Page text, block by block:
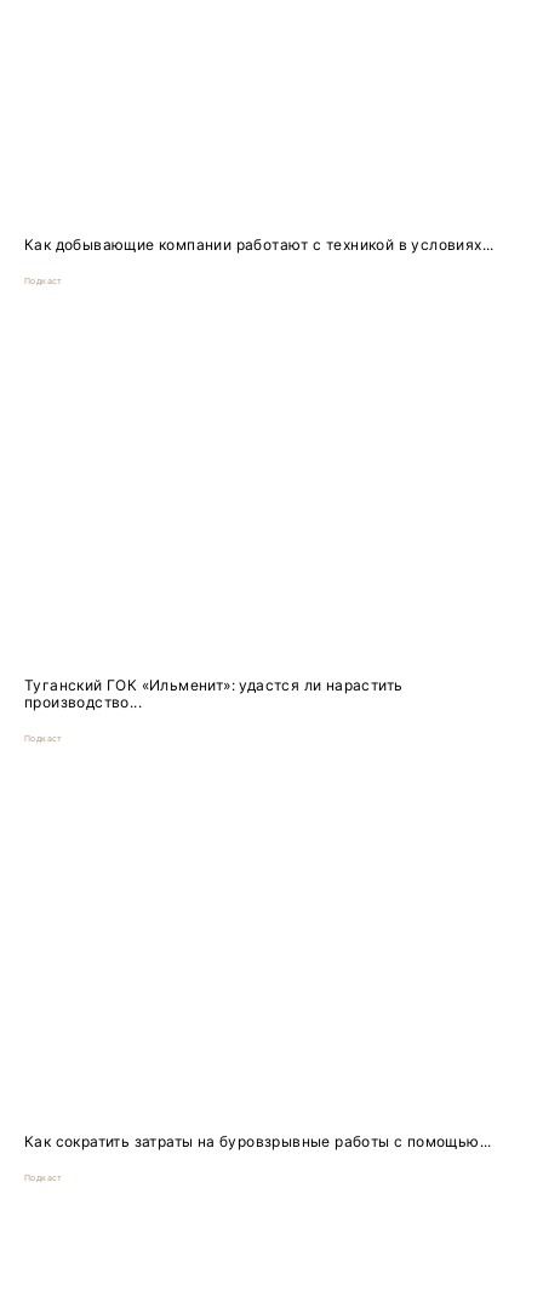
Как добывающие компании работают с техникой в условиях...
Подкаст
Туганский ГОК «Ильменит»: удастся ли нарастить
производство...
Подкаст
Как сократить затраты на буровзрывные работы с помощью...
Подкаст